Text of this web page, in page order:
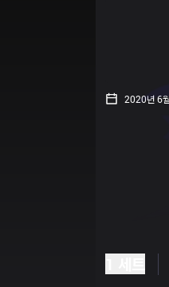
2020년 6